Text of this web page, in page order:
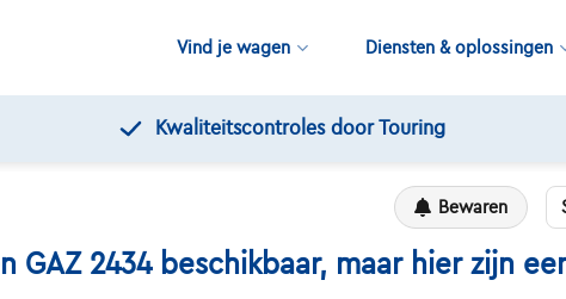
Vind je wagen Diensten & oplossingen
Gratis 12 maanden pechverhelping
Bewaren
GAZ 2434 beschikbaar, maar hier zijn